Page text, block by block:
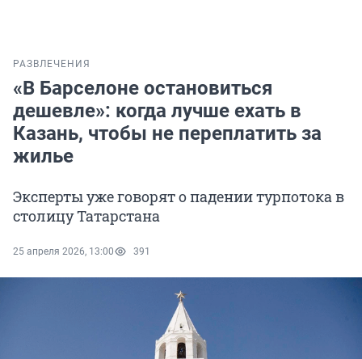
РАЗВЛЕЧЕНИЯ
«В Барселоне остановиться
дешевле»: когда лучше ехать в
Казань, чтобы не переплатить за
жилье
Эксперты уже говорят о падении турпотока в
столицу Татарстана
25 апреля 2026, 13:00 391